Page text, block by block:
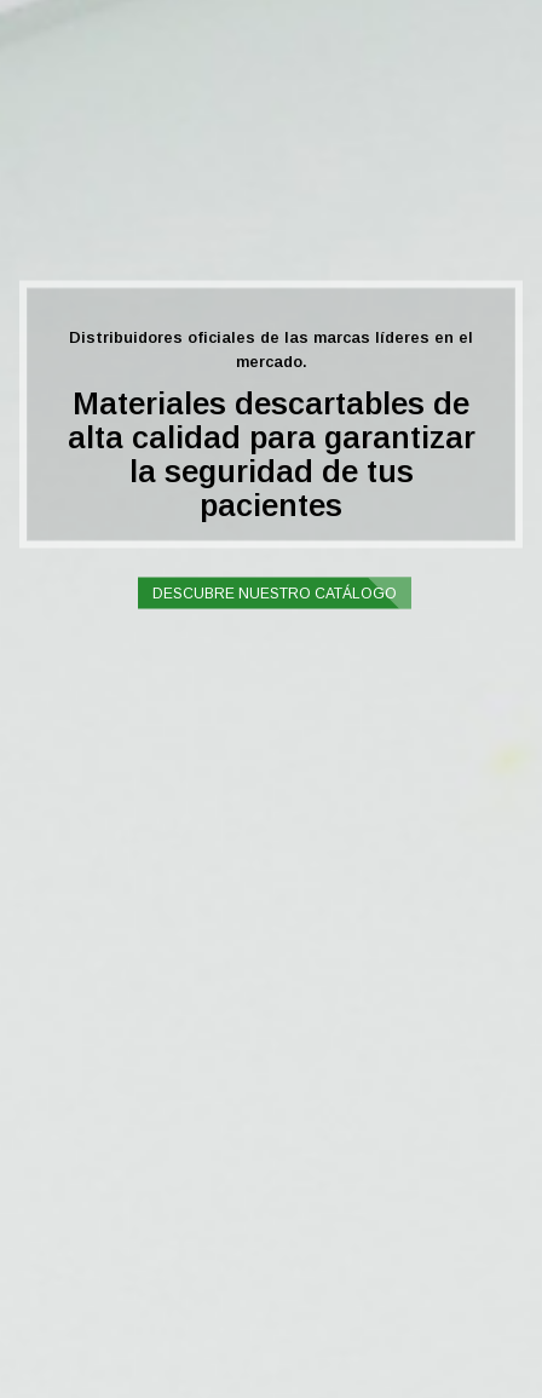
Distribuidores oficiales de las marcas líderes en el
mercado.
Materiales descartables de
alta calidad para garantizar
la seguridad de tus
pacientes
DESCUBRE NUESTRO CATÁLOGO